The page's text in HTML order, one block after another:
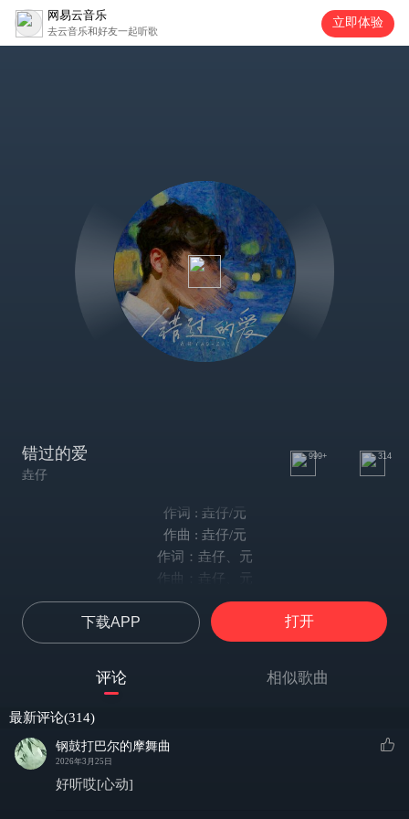
网易云音乐
去云音乐和好友一起听歌
立即体验
错过的爱
垚仔
999+ 314
作词 : 垚仔/元
作曲 : 垚仔/元
作词：垚仔、元
作曲：垚仔、元
编曲： Scorpion
制作人：垚仔
和声编写及演唱：垚仔
人声录音室：成都逃离地球音乐
转头离开电话依旧未接
下载APP 打开
评论 相似歌曲
最新评论(314)
钢鼓打巴尔的摩舞曲
2026年3月25日
好听哎[心动]